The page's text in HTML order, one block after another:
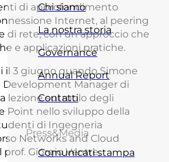
Chi siamo
La nostra storia
Governance
Annual Report
Contatti
Press&Media
Comunicati stampa
di approfondimento
Internet, al peering
di rete, con un approccio che
e applicazioni pratiche.
il 3 giugno quando Simone
Development Manager di
lezione sul ruolo degli
Point nello sviluppo della
di Ingegneria
Networks and Cloud
Giorgio Ventre.